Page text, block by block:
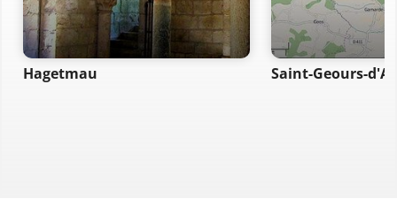
Hagetmau Saint-Geours-